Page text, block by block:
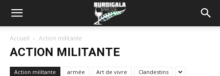
Accueil Action militante
ACTION MILITANTE
Action militante armée Art de vivre Clandestins